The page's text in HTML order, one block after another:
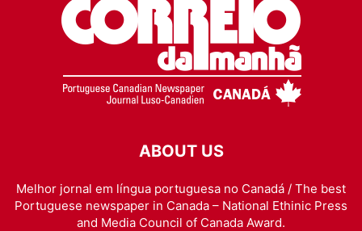
ABOUT US
Melhor jornal em língua portuguesa no Canadá / The best
Portuguese newspaper in Canada – National Ethinic Press
and Media Council of Canada Award.